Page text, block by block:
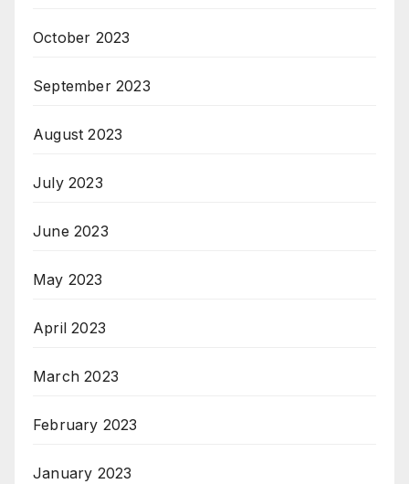
October 2023
September 2023
August 2023
July 2023
June 2023
May 2023
April 2023
March 2023
February 2023
January 2023